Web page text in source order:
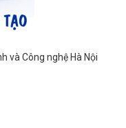
và Công nghệ Hà Nội